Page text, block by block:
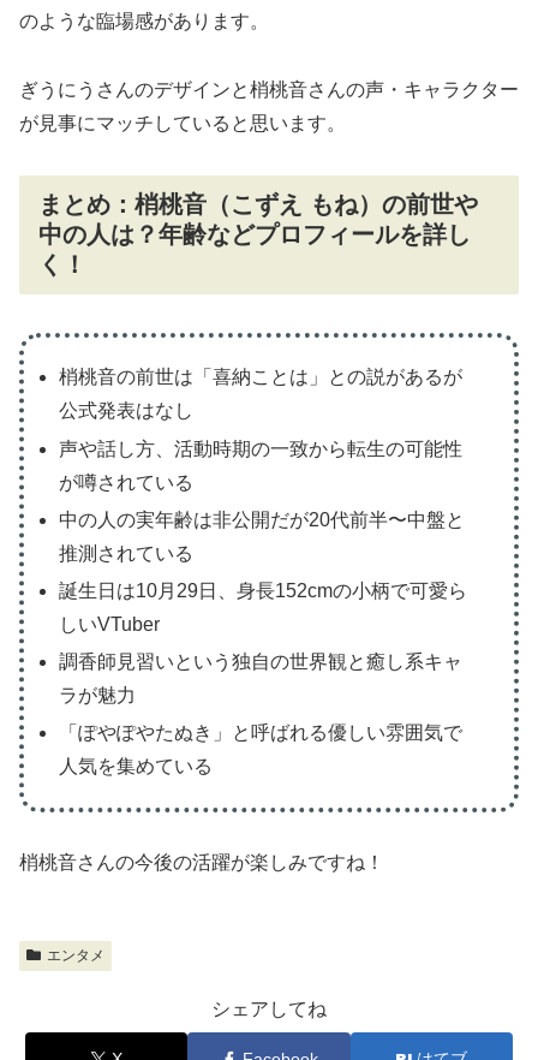
のような臨場感があります。
ぎうにうさんのデザインと梢桃音さんの声・キャラクター
が見事にマッチしていると思います。
まとめ：梢桃音（こずえ もね）の前世や
中の人は？年齢などプロフィールを詳し
く！
梢桃音の前世は「喜納ことは」との説があるが
公式発表はなし
声や話し方、活動時期の一致から転生の可能性
が噂されている
中の人の実年齢は非公開だが20代前半〜中盤と
推測されている
誕生日は10月29日、身長152cmの小柄で可愛ら
しいVTuber
調香師見習いという独自の世界観と癒し系キャ
ラが魅力
「ぽやぽやたぬき」と呼ばれる優しい雰囲気で
人気を集めている
梢桃音さんの今後の活躍が楽しみですね！
エンタメ
シェアしてね